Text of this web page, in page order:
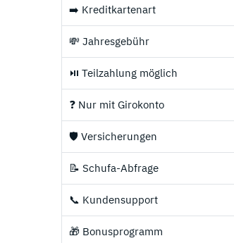
➡️ Kreditkartenart
💸 Jahresgebühr
⏯️ Teilzahlung möglich
❓ Nur mit Girokonto
🛡️ Versicherungen
📝 Schufa-Abfrage
📞 Kundensupport
🎁 Bonusprogramm